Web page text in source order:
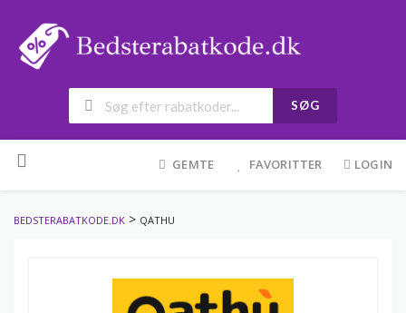
SØG
to
GEMTE FAVORITTER LOGIN
BEDSTERABATKODE.DK > QATHU